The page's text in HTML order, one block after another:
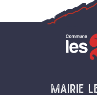
Mairie